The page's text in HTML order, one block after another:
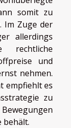
somit zu
Im Zuge der
allerdings
rechtliche
und
nehmen.
empfiehlt es
zu
behält.